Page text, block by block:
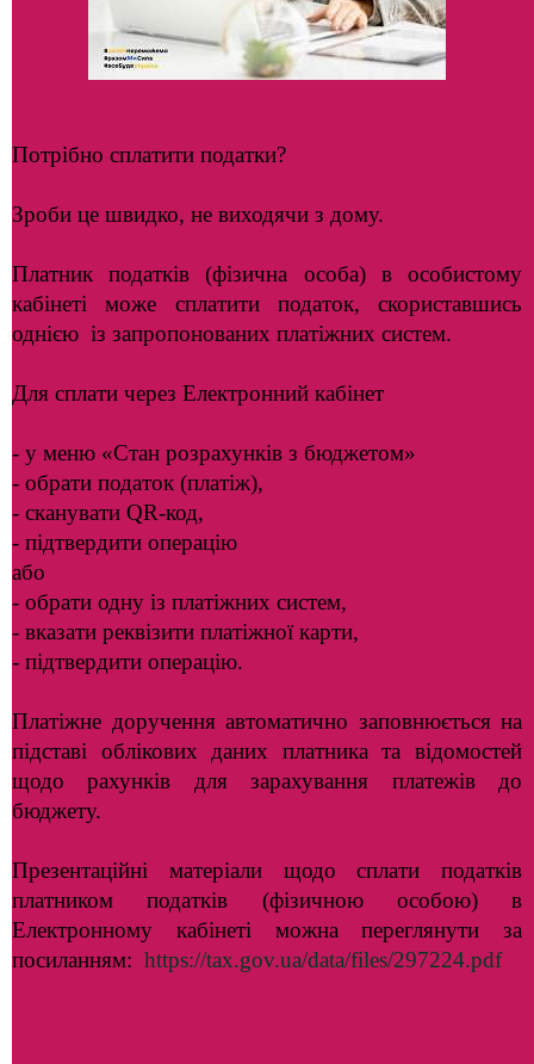
Потрібно сплатити податки?
Зроби це швидко, не виходячи з дому.
Платник податків (фізична особа) в особистому
кабінеті може сплатити податок, скориставшись
однією із запропонованих платіжних систем.
Для сплати через Електронний кабінет
- у меню «Стан розрахунків з бюджетом»
- обрати податок (платіж),
- сканувати QR-код,
- підтвердити операцію
або
- обрати одну із платіжних систем,
- вказати реквізити платіжної карти,
- підтвердити операцію.
Платіжне доручення автоматично заповнюється на
підставі облікових даних платника та відомостей
щодо рахунків для зарахування платежів до
бюджету.
Презентаційні матеріали щодо сплати податків
платником податків (фізичною особою) в
Електронному кабінеті можна переглянути за
посиланням: https://tax.gov.ua/data/files/297224.pdf